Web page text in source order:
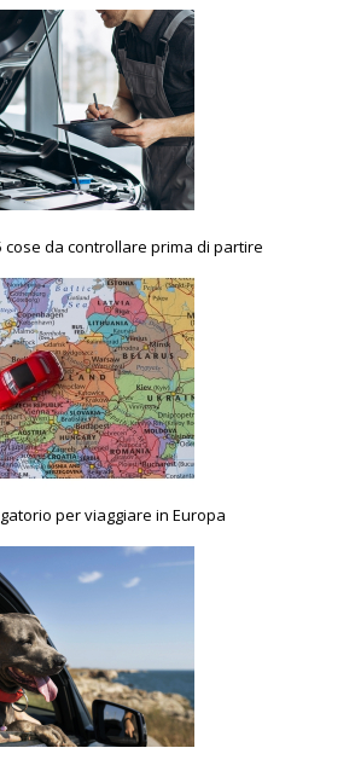
cose da controllare prima di partire
per viaggiare in Europa